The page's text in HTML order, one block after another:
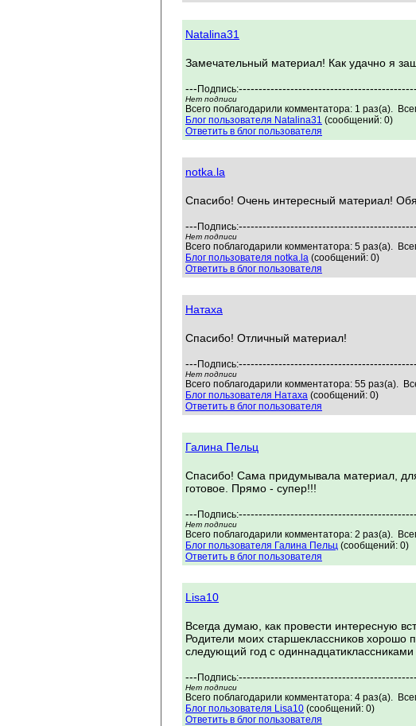
Natalina31
Замечательный материал! Как удачно я
--- Подпись:
Нет подписи
Всего поблагодарили комментатора: 1 раз(а).
Блог пользователя Natalina31 (сообщений: 0)
Ответить в блог пользователя
notka.la
Спасибо! Очень интересный материал!
--- Подпись:
Нет подписи
Всего поблагодарили комментатора: 5 раз(а).
Блог пользователя notka.la (сообщений: 0)
Ответить в блог пользователя
Натаха
Спасибо! Отличный материал!
--- Подпись:
Нет подписи
Всего поблагодарили комментатора: 55 раз(а).
Блог пользователя Натаха (сообщений: 0)
Ответить в блог пользователя
Галина Пельц
Спасибо! Сама придумывала материал,
готовое. Прямо - супер!!!
--- Подпись:
Нет подписи
Всего поблагодарили комментатора: 2 раз(а).
Блог пользователя Галина Пельц (сообщений: 0)
Ответить в блог пользователя
Lisa10
Всегда думаю, как провести интересную
Родители моих старшеклассников хорошо
следующий год с
--- Подпись:
Нет подписи
Всего поблагодарили комментатора: 4 раз(а).
Блог пользователя Lisa10 (сообщений: 0)
Ответить в блог пользователя